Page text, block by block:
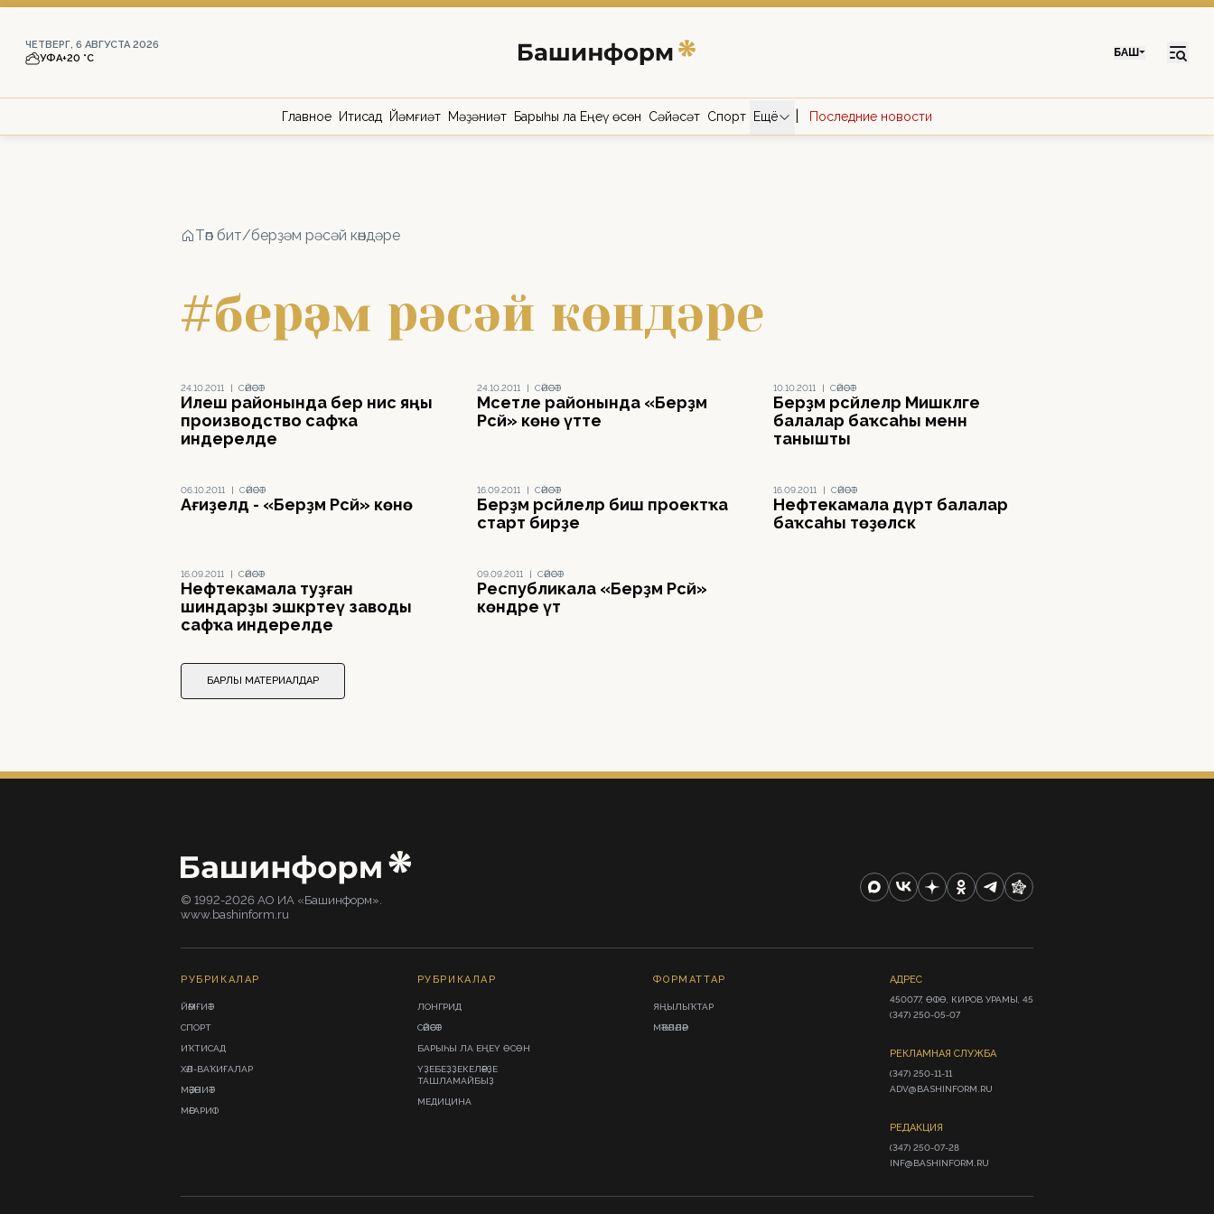
ЧЕТВЕРГ, 6 АВГУСТА 2026
УФА+20 °С БАШ
Главное Иҡтисад Йәмғиәт Мәҙәниәт Барыһы ла Еңеү өсөн Сәйәсәт Спорт Ещё Последние новости
Төп бит/берҙәм рәсәй көндәре
#берҙәм рәсәй көндәре
24.10.2011 | СӘЙӘСӘТ
Илеш районында бер нисә яңы
производство сафҡа
индерелде
24.10.2011 | СӘЙӘСӘТ
Мәсетле районында «Берҙәм
Рәсәй» көнө үтте
10.10.2011 | СӘЙӘСӘТ
Берҙәм рәсәйлеләр Мишкәләге
балалар баҡсаһы менән
танышты
06.10.2011 | СӘЙӘСӘТ
Ағиҙелдә - «Берҙәм Рәсәй» көнө
16.09.2011 | СӘЙӘСӘТ
Берҙәм рәсәйлеләр биш проектҡа
старт бирҙе
16.09.2011 | СӘЙӘСӘТ
Нефтекамала дүрт балалар
баҡсаһы төҙөләсәк
16.09.2011 | СӘЙӘСӘТ
Нефтекамала туҙған
шиндарҙы эшкәртеү заводы
сафҡа индерелде
09.09.2011 | СӘЙӘСӘТ
Республикала «Берҙәм Рәсәй»
көндәре үтә
БАРЛЫҠ МАТЕРИАЛДАР
© 1992-2026 АО ИА «Башинформ».
www.bashinform.ru
РУБРИКАЛАР
ЙӘМҒИӘТ
СПОРТ
ИҠТИСАД
ХӘЛ-ВАҠИҒАЛАР
МӘҘӘНИӘТ
МӘҒАРИФ
РУБРИКАЛАР
ЛОНГРИД
СӘЙӘСӘТ
БАРЫҺЫ ЛА ЕҢЕҮ ӨСӨН
ҮҘЕБЕҘҘЕКЕЛӘРҘЕ
ТАШЛАМАЙБЫҘ
МЕДИЦИНА
ФОРМАТТАР
ЯҢЫЛЫҠТАР
МӘҠӘЛӘЛӘР
АДРЕС
450077, ӨФӨ, КИРОВ УРАМЫ, 45
(347) 250-05-07
РЕКЛАМНАЯ СЛУЖБА
(347) 250-11-11
ADV@BASHINFORM.RU
РЕДАКЦИЯ
(347) 250-07-28
INF@BASHINFORM.RU